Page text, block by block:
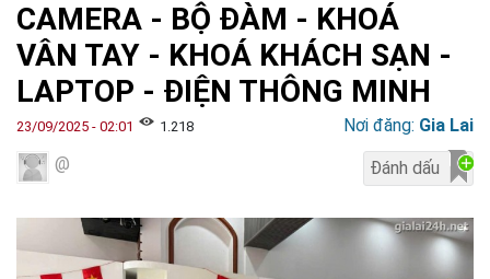
CAMERA - BỘ ĐÀM - KHOÁ
VÂN TAY - KHOÁ KHÁCH SẠN -
LAPTOP - ĐIỆN THÔNG MINH
23/09/2025 - 02:01 1.218 Nơi đăng: Gia Lai
@